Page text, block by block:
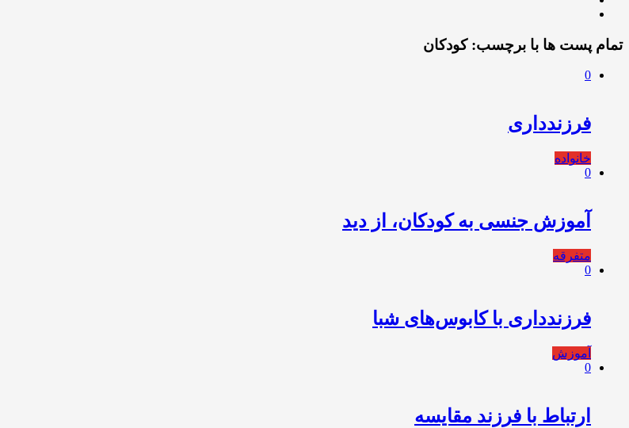
تمام پست ها با برچسب:کودکان
0
فرزندداری
خانواده
0
️آموزش جنسی به کودکان، از دید
متفرقه
0
فرزندداری با کابوس‌های شبا
آموزش
0
ارتباط با فرزند مقایسه